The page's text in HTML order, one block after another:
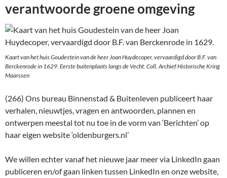
verantwoorde groene omgeving
Kaart van het huis Goudestein van de heer Joan Huydecoper, vervaardigd door B.F. van
Berckenrode in 1629. Eerste buitenplaats langs de Vecht. Coll. Archief Historische Kring
Maarssen
(266) Ons bureau Binnenstad & Buitenleven publiceert haar
verhalen, nieuwtjes, vragen en antwoorden, plannen en
ontwerpen meestal tot nu toe in de vorm van ‘Berichten’ op
haar eigen website ‘oldenburgers.nl’
We willen echter vanaf het nieuwe jaar meer via LinkedIn gaan
publiceren en/of gaan linken tussen LinkedIn en onze website,